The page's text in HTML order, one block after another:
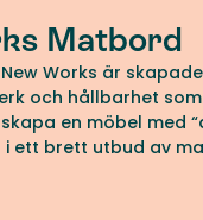
Matbord
Works är
och hållbarhet
en möbel med
i ett brett utbud av
annat FSC-